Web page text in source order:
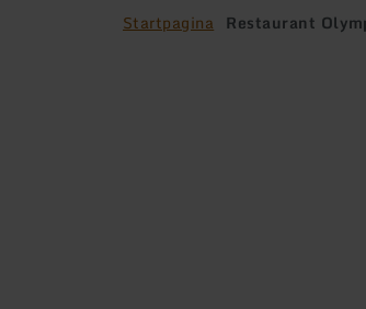
Startpagina Restaurant